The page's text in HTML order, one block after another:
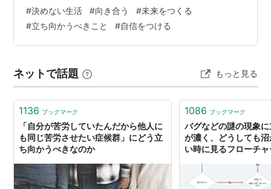
ベッドの上でネットサーフィンとマンガとアニメとゲー
ムの無限ループに入り、気付いたら夜。そんな時も有り
ました笑 それらはたしかに楽しい。楽しいけど、それを
事は無かった。満足感と幸せ感に包まれる事は無かっ
た。 もちろん収入が上がるわけでもないし、…
#決めない生活 #向き合う #未来をつくる
#立ち向かうべきこと #自信をつける
ネットで話題 もっと見る
1136 ブックマーク
「自分が苦労していたんだから他人に
も同じ苦労させたい症候群」にどう立
ち向かうべきなのか
1086 ブックマーク
バグなどの謎の現象
が濃く、どうしても
い時に見るフローチ